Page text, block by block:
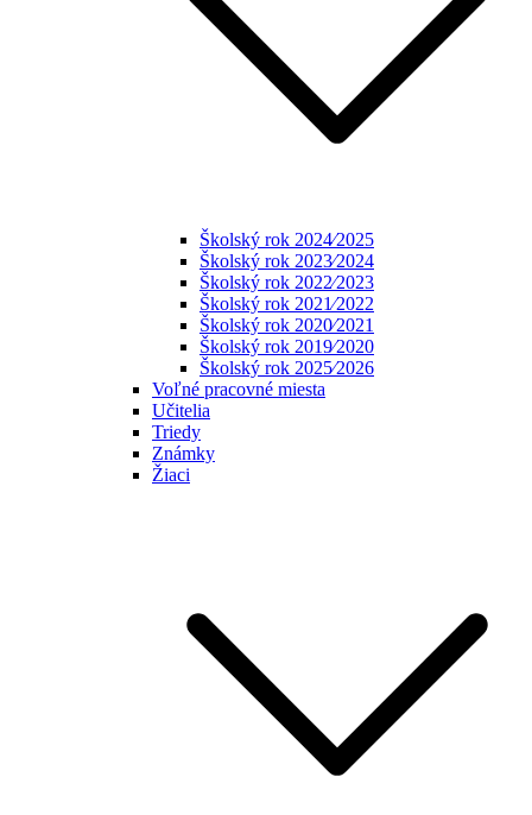
Školský rok 2024⁄2025
Školský rok 2023⁄2024
Školský rok 2022⁄2023
Školský rok 2021⁄2022
Školský rok 2020⁄2021
Školský rok 2019⁄2020
Školský rok 2025⁄2026
Voľné pracovné miesta
Učitelia
Triedy
Známky
Žiaci